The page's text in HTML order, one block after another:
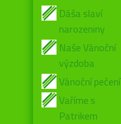
Dáša slaví
narozeniny
Naše Vánoční
výzdoba
Vánoční pečení
Vaříme s
Patrikem